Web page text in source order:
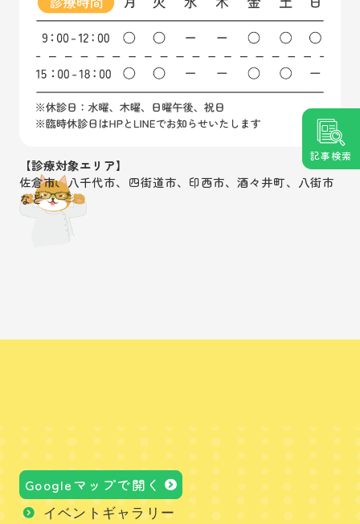
記事検索
【診療対象エリア】
佐倉市、八千代市、四街道市、印西市、酒々井町、八街市
など
Googleマップで開く
イベントギャラリー